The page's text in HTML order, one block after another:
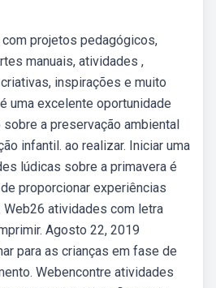
projetos pedagógicos,
manuais, atividades ,
inspirações e muito
uma excelente oportunidade
a preservação ambiental
infantil. ao realizar. Iniciar uma
lúdicas sobre a primavera é
proporcionar experiências
atividades com letra
Agosto 22, 2019
para as crianças em fase de
Webencontre atividades